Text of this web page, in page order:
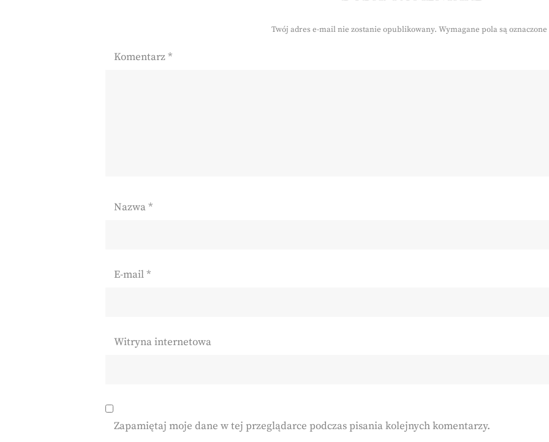
Twój adres e-mail nie zostanie opublikowany. Wymagane pola są oznaczone
Komentarz*
Nazwa*
E-mail*
Witryna internetowa
Zapamiętaj moje dane w tej przeglądarce podczas pisania kolejnych komentarzy.